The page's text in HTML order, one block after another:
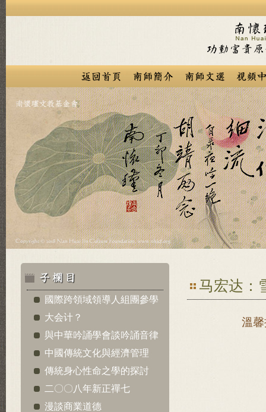
國際跨領域領導人組團參學
大会计？
與中華吟誦學會談吟誦音律
中國傳統文化與經濟管理
傳統身心性命之學的探討
二〇〇八年新正禪七
漫談商業道德
马宏达：
溫